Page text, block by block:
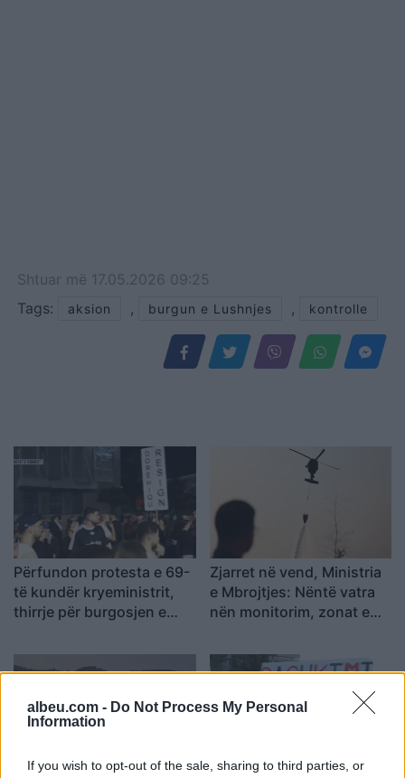
albeu.com - Do Not Process My Personal
Information
If you wish to opt-out of the sale, sharing to third parties, or
Shtuar më 17.05.2026 09:25
Tags:
aksion , burgun e Lushnjes , kontrolle
Përfundon protesta e 69-
të kundër kryeministrit,
thirrje për burgosjen e
“Nesër do të jemi më
shumë, nuk ndalemi”
Zjarret në vend, Ministria
e Mbrojtjes: Nëntë vatra
nën monitorim, zonat e